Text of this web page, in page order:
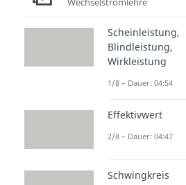
Scheinleistung,
Blindleistung,
Wirkleistung
1/8 – Dauer: 04:54
Effektivwert
2/8 – Dauer: 04:47
Schwingkreis